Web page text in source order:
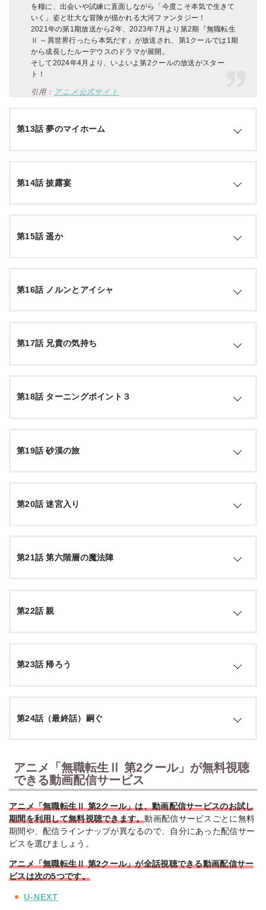
を糧に、出会いや試練に直面しながら「今度こそ本気で生きて
いく」姿と壮大な冒険が描かれる大河ファンタジー！
2021年の第1期放送から2年、2023年7月より第2期『無職転生
Ⅱ ～異世界行ったら本気だす』が放送され、第1クールでは1期
から成長したルーデウスのドラマが展開。
そして2024年4月より、いよいよ第2クールの放送がスター
ト！
引用： アニメ公式サイト
第13話 夢のマイホーム
シルフィと婚約したルーデウスだったが、この世界での結婚
の手順がわからず、ザノバとクリフに相談する。暮らす家を
第14話 披露宴
この世界では結婚する際は自宅でパーティーを開くというこ
とで、ルーデウスはシルフィと共にその準備を進める。そし
て…。
第15話 遥か
父パウロから手紙が届いた。妹のノルンとアイシャを引き取
ってほしいので、護衛付きでこちらに送ったというが…。そ
第16話 ノルンとアイシャ
ルーデウスの妹ノルンとアイシャがルーデウスの家にやって
来た。しかし快活なアイシャとは対照的にノルンは内気で、
第17話 兄貴の気持ち
ラノア魔法大学の寮で暮らし始めたノルンが引き籠ってしま
った。前世の自分と重ね合わせ、なんとかノルンを救おうと
第18話 ターニングポイント３
ルンにも変化が見られてきた。家族との、そして大学での生
第19話 砂漠の旅
ギースからの「ゼニス救出困難、救援求む」という手紙を受
けたルーデウス。妊娠したシルフィやノルン、アイシャを残
第20話 迷宮入り
迷宮都市ラパンへとたどり着いたルーデウスとエリナリーゼ
は早速ギースを見つけ、パウロとリーリャのもとに案内され
く…。
第21話 第六階層の魔法陣
迷宮にひとり残されていたロキシーを救い出し、回復のため
に一度街に戻ったルーデウスやパウロたち。時折よそよそし
第22話 親
最終階層へと転移したルーデウスたちは、ついにゼニスの姿
を確認する！しかしそこに、この迷宮の守護者<ガーディア
第23話 帰ろう
ルーデウスたち。その代償は、ルーデウスの左腕と、パウロ
引用：公式サイト
第24話（最終話）嗣ぐ
ルーデウスは半年ぶりにシルフィたちが待つ家へと帰ってき
た。転移迷宮でのこと、パウロの死、ゼニスの状態などを話
すルーデウス。そして、ロキシーとのことも…。それを受け
引用：公式サイト
アニメ「無職転生Ⅱ 第2クール」が無料視聴
できる動画配信サービス
アニメ「無職転生Ⅱ 第2クール」は、動画配信サービスのお試し
期間を利用して無料視聴できます。動画配信サービスごとに無料
期間や、配信ラインナップが異なるので、自分にあった配信サー
ビスを選びましょう。
アニメ「無職転生Ⅱ 第2クール」が全話視聴できる動画配信サー
ビスは次の5つです。
U-NEXT